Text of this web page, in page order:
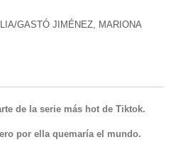
GASTÓ JIMÉNEZ, MARIONA
de la serie más hot de Tiktok.
por ella quemaría el mundo.